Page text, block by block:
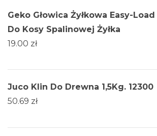
Geko Głowica Żyłkowa Easy-Load
Do Kosy Spalinowej Żyłka
19.00 zł
Juco Klin Do Drewna 1,5Kg. 12300
50.69 zł